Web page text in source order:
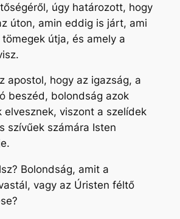
úgy határozott, hogy
úton, amin eddig is járt, ami
útja, és amely a
apostol, hogy az igazság, a
beszéd, bolondság azok
elvesznek, viszont a szelídek
szívűek számára Isten
Bolondság, amit a
vagy az Úristen féltő